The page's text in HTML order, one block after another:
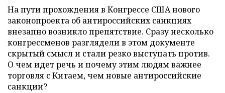
На пути прохождения в Конгрессе США нового
законопроекта об антироссийских санкциях
внезапно возникло препятствие. Сразу несколько
конгрессменов разглядели в этом документе
скрытый смысл и стали резко выступать против.
О чем идет речь и почему этим людям важнее
торговля с Китаем, чем новые антироссийские
санкции?